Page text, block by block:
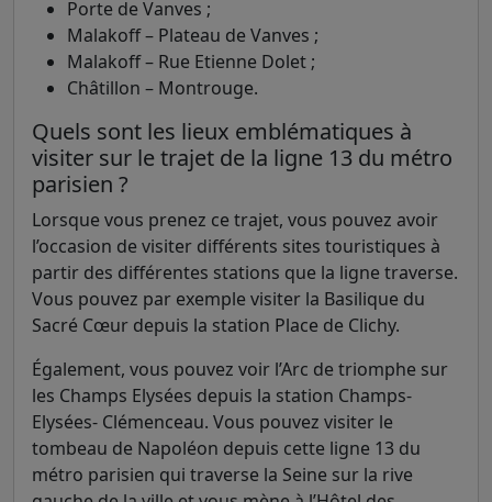
Porte de Vanves ;
Malakoff – Plateau de Vanves ;
Malakoff – Rue Etienne Dolet ;
Châtillon – Montrouge.
Quels sont les lieux emblématiques à
visiter sur le trajet de la ligne 13 du métro
parisien ?
Lorsque vous prenez ce trajet, vous pouvez avoir
l’occasion de visiter différents sites touristiques à
partir des différentes stations que la ligne traverse.
Vous pouvez par exemple visiter la Basilique du
Sacré Cœur depuis la station Place de Clichy.
Également, vous pouvez voir l’Arc de triomphe sur
les Champs Elysées depuis la station Champs-
Elysées- Clémenceau. Vous pouvez visiter le
tombeau de Napoléon depuis cette ligne 13 du
métro parisien qui traverse la Seine sur la rive